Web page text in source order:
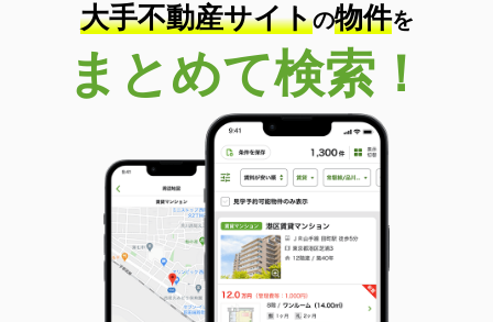
大手不動産サイトの物件を
まとめて検索！